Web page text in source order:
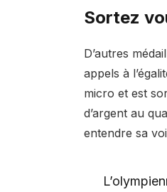
Sortez
D’autres
appels à
micro et est
d’argent au
entendre sa